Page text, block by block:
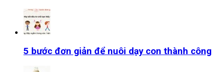
5 bước đơn giản để nuôi dạy con thành công